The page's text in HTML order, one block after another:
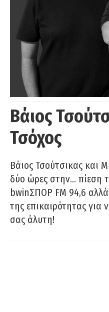
Βάιος
Τσόχος
Βάιος Τσούτσικας και
δύο ώρες στην… πίεση
bwinΣΠΟΡ FM 94,6
της επικαιρότητας για
σας άλυτη!